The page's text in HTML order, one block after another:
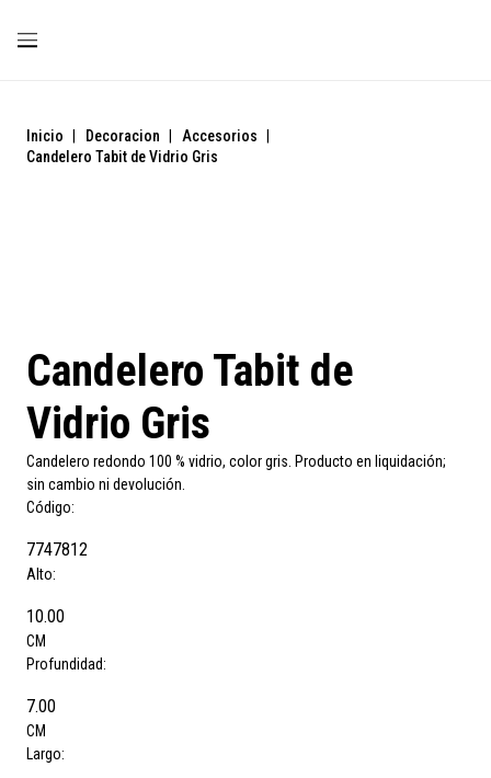
Inicio Decoracion Accesorios
Candelero Tabit de Vidrio Gris
Candelero Tabit de
Vidrio Gris
Candelero redondo 100 % vidrio, color gris. Producto en liquidación;
sin cambio ni devolución.
Código:
7747812
Alto:
10.00
CM
Profundidad:
7.00
CM
Largo: